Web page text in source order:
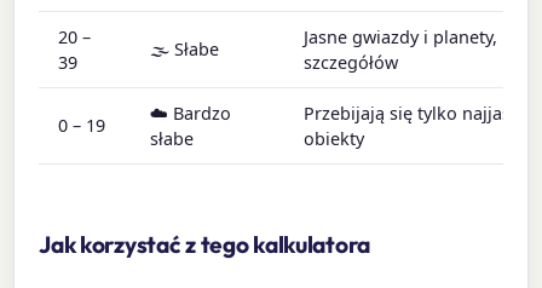
20 –
39
🌫️ Słabe
Jasne gwiazdy i planety,
szczegółów
0 – 19
☁️ Bardzo
słabe
Przebijają się tylko
obiekty
Jak korzystać z tego kalkulatora